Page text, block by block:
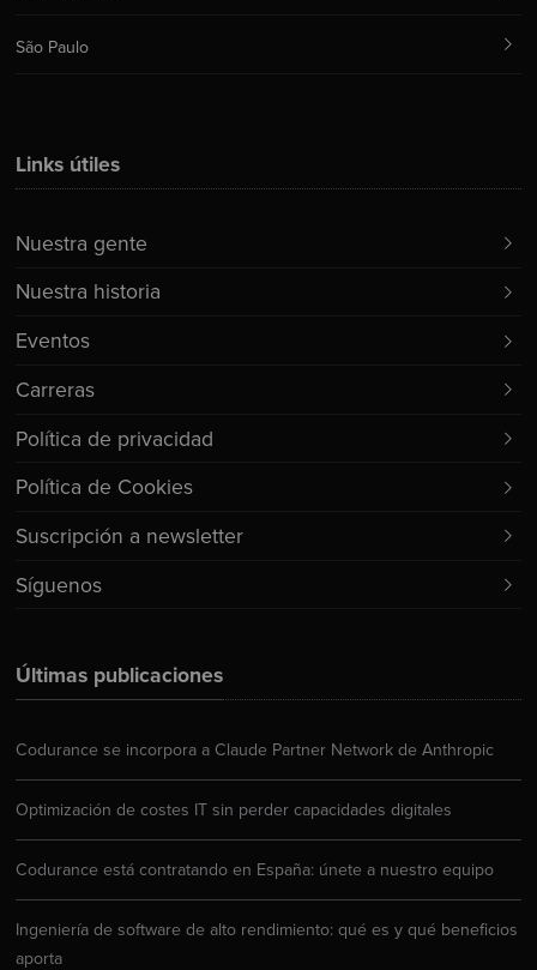
Últimas publicaciones
Codurance se incorpora a Claude Partner Network de Anthropic
Optimización de costes IT sin perder capacidades digitales
Codurance está contratando en España: únete a nuestro equipo
Ingeniería de software de alto rendimiento: qué es y qué beneficios
aporta
Links útiles
Nuestra gente
Nuestra historia
Eventos
Carreras
Política de privacidad
Política de Cookies
Suscripción a newsletter
Síguenos
São Paulo